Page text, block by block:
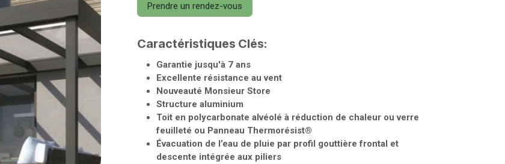
Prendre un rendez-vous
Caractéristiques Clés:
Garantie jusqu'à 7 ans
Excellente résistance au vent
Nouveauté Monsieur Store
Structure aluminium
Toit en polycarbonate alvéolé à réduction de chaleur ou verre
feuilleté ou Panneau Thermorésist®
Évacuation de l’eau de pluie par profil gouttière frontal et
descente intégrée aux piliers